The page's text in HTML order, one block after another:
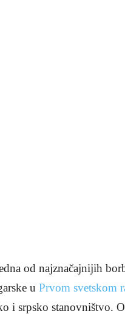
od najznačajnijih
u Prvom svetskom
i srpsko stanovništvo.